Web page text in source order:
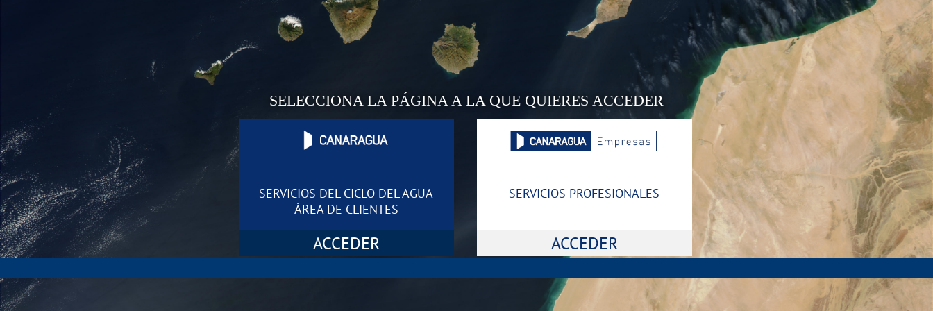
SELECCIONA LA PÁGINA A LA QUE QUIERES ACCEDER
SERVICIOS DEL CICLO DEL AGUA
ÁREA DE CLIENTES
ACCEDER
SERVICIOS PROFESIONALES
ACCEDER